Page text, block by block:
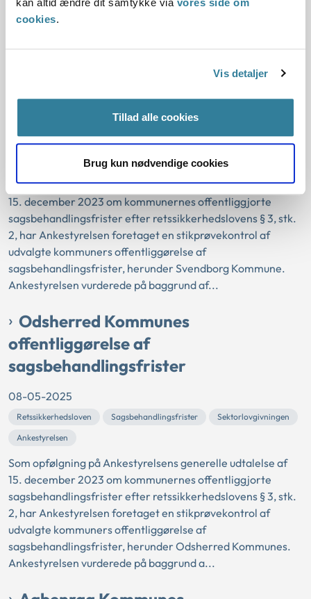
kan altid ændre dit samtykke via vores side om
cookies.
Vis detaljer
Tillad alle cookies
Brug kun nødvendige cookies
Ankestyrelsen vurderede på baggrund af Faxe...
Svendborg Kommunes
Ankestyrelsen Retssikkerhedsloven
Sagsbehandlingsfrister
Sektorlovgivningen
Som opfølgning på Ankestyrelsens generelle udtalelse af
15. december 2023 om kommunernes offentliggjorte
sagsbehandlingsfrister efter retssikkerhedslovens § 3, stk.
2, har Ankestyrelsen foretaget en stikprøvekontrol af
udvalgte kommuners offentliggørelse af
sagsbehandlingsfrister, herunder Svendborg Kommune.
Ankestyrelsen vurderede på baggrund af...
Odsherred Kommunes
offentliggørelse af
sagsbehandlingsfrister
08-05-2025
Retssikkerhedsloven Sagsbehandlingsfrister
Sektorlovgivningen
Ankestyrelsen
Som opfølgning på Ankestyrelsens generelle udtalelse af
15. december 2023 om kommunernes offentliggjorte
sagsbehandlingsfrister efter retssikkerhedslovens § 3, stk.
2, har Ankestyrelsen foretaget en stikprøvekontrol af
udvalgte kommuners offentliggørelse af
sagsbehandlingsfrister, herunder Odsherred Kommunes.
Ankestyrelsen vurderede på baggrund a...